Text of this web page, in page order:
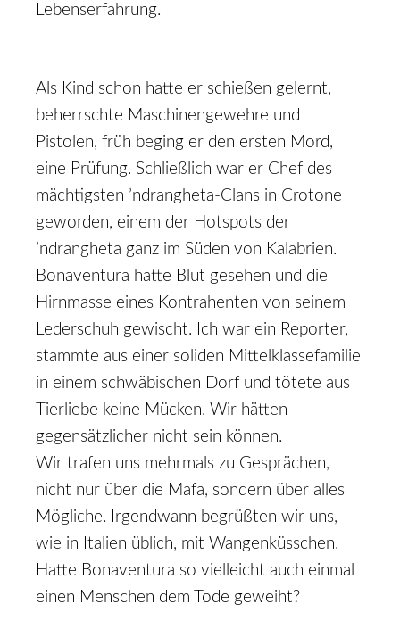
Lebenserfahrung.
Als Kind schon hatte er schießen gelernt,
beherrschte Maschinengewehre und
Pistolen, früh beging er den ersten Mord,
eine Prüfung. Schließlich war er Chef des
mächtigsten ’ndrangheta­-Clans in Crotone
geworden, einem der Hotspots der
’ndrangheta ganz im Süden von Kalabrien.
Bonaventura hatte Blut gesehen und die
Hirnmasse eines Kontrahenten von seinem
Lederschuh gewischt. Ich war ein Reporter,
stammte aus einer soliden Mittelklassefamilie
in einem schwäbischen Dorf und tötete aus
Tierliebe keine Mücken. Wir hätten
gegensätzlicher nicht sein können.
Wir trafen uns mehrmals zu Gesprächen,
nicht nur über die Mafa, sondern über alles
Mögliche. Irgendwann begrüßten wir uns,
wie in Italien üblich, mit Wangenküsschen.
Hatte Bonaventura so vielleicht auch einmal
einen Menschen dem Tode geweiht?